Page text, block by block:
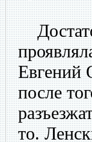
Евгений
после
то.